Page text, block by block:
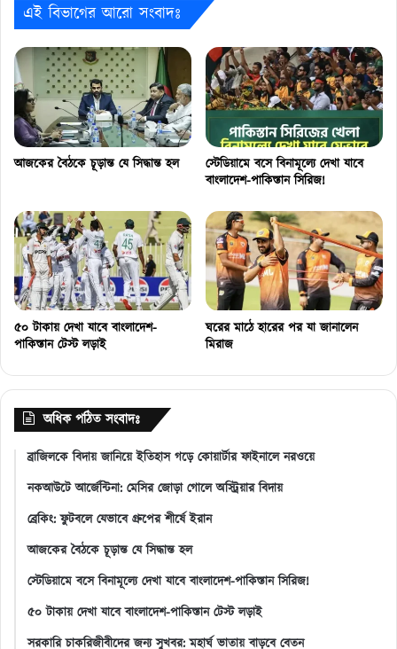
এই বিভাগের আরো সংবাদঃ
আজকের বৈঠকে চূড়ান্ত যে সিদ্ধান্ত হল
স্টেডিয়ামে বসে বিনামূল্যে দেখা যাবে
বাংলাদেশ-পাকিস্তান সিরিজ!
৫০ টাকায় দেখা যাবে বাংলাদেশ-
পাকিস্তান টেস্ট লড়াই
ঘরের মাঠে হারের পর যা জানালেন
মিরাজ
অধিক পঠিত সংবাদঃ
ব্রাজিলকে বিদায় জানিয়ে ইতিহাস গড়ে কোয়ার্টার ফাইনালে নরওয়ে
নকআউটে আর্জেন্টিনা: মেসির জোড়া গোলে অস্ট্রিয়ার বিদায়
ব্রেকিং: ফুটবলে যেভাবে গ্রুপের শীর্ষে ইরান
আজকের বৈঠকে চূড়ান্ত যে সিদ্ধান্ত হল
স্টেডিয়ামে বসে বিনামূল্যে দেখা যাবে বাংলাদেশ-পাকিস্তান সিরিজ!
৫০ টাকায় দেখা যাবে বাংলাদেশ-পাকিস্তান টেস্ট লড়াই
সরকারি চাকরিজীবীদের জন্য সুখবর: মহার্ঘ ভাতায় বাড়বে বেতন